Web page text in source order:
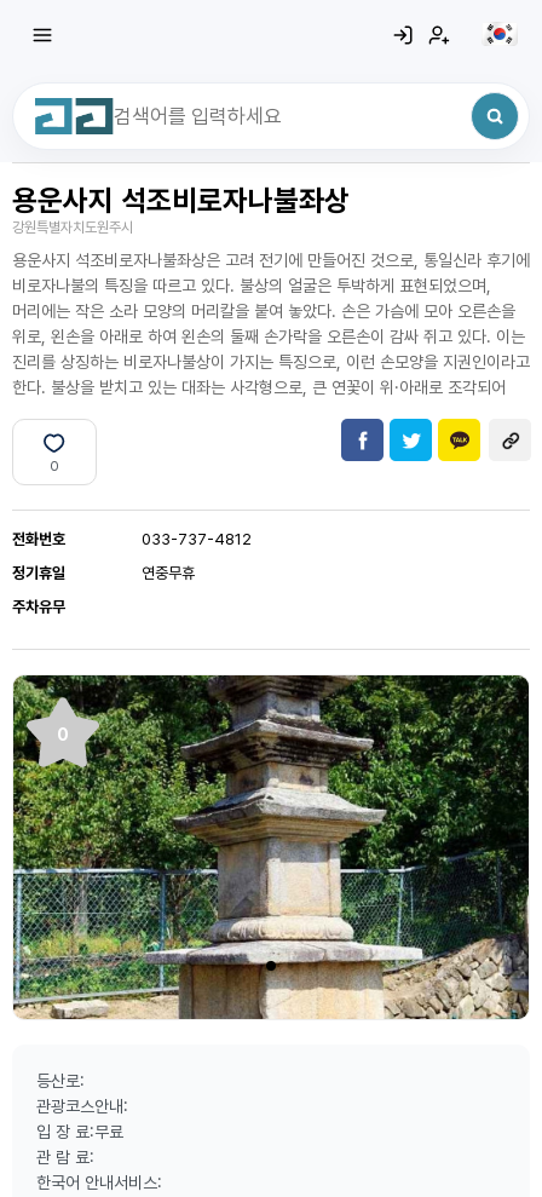
최근 검색어
용운사지 석조비로자나불좌상
강원특별자치도원주시
용운사지 석조비로자나불좌상은 고려 전기에 만들어진 것으로, 통일신라 후기에
비로자나불의 특징을 따르고 있다. 불상의 얼굴은 투박하게 표현되었으며,
머리에는 작은 소라 모양의 머리칼을 붙여 놓았다. 손은 가슴에 모아 오른손을
위로, 왼손을 아래로 하여 왼손의 둘째 손가락을 오른손이 감싸 쥐고 있다. 이는
진리를 상징하는 비로자나불상이 가지는 특징으로, 이런 손모양을 지권인이라고
한다. 불상을 받치고 있는 대좌는 사각형으로, 큰 연꽃이 위·아래로 조각되어
0
전화번호
033-737-4812
정기휴일
연중무휴
주차유무
0
등산로:
관광코스안내:
입 장 료:무료
관 람 료:
한국어 안내서비스: